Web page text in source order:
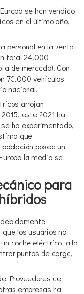
se han vendido
en el último año,
personal en la venta
total 24.000
de mercado). Con
70.000 vehículos
nacional.
arrojan
este 2021 ha
ha experimentado,
que
posee un
la media se
para
los usuarios no
coche eléctrico, a lo
puntos de carga,
Proveedores de
empresas ha